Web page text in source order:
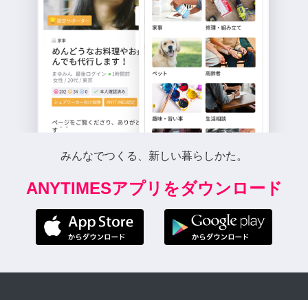
みんなでつくる、新しい暮らしかた。
ANYTIMESアプリをダウンロード